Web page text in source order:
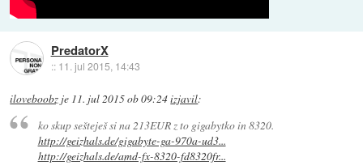
PredatorX
:: 11. jul 2015, 14:43
iloveboobz je 11. jul 2015 ob 09:24izjavil:
ko skup sešteješ si na 213EUR z to gigabytko in 8320.
http://geizhals.de/gigabyte-ga-970a-ud3...
http://geizhals.de/amd-fx-8320-fd8320fr...